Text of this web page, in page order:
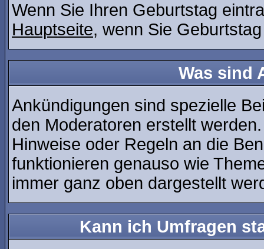
Wenn Sie Ihren Geburtstag
Hauptseite, wenn Sie
Was sind
Ankündigungen sind spezielle
den Moderatoren erstellt
Hinweise oder Regeln an die
funktionieren genauso wie
immer ganz oben dargestellt
Kann ich Umfragen